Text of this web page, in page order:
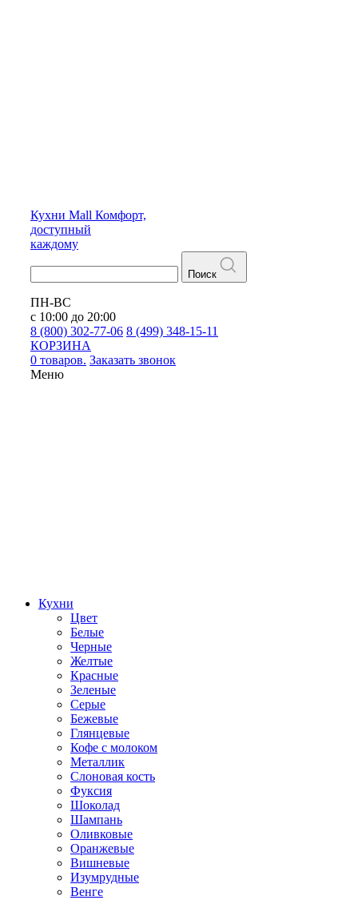
Кухни Mall Комфорт,
доступный
каждому
Поиск
ПН-ВС
с 10:00 до 20:00
8 (800) 302-77-06 8 (499) 348-15-11
КОРЗИНА
0 товаров. Заказать звонок
Меню
Кухни
Цвет
Белые
Черные
Желтые
Красные
Зеленые
Серые
Бежевые
Глянцевые
Кофе с молоком
Металлик
Слоновая кость
Фуксия
Шоколад
Шампань
Оливковые
Оранжевые
Вишневые
Изумрудные
Венге